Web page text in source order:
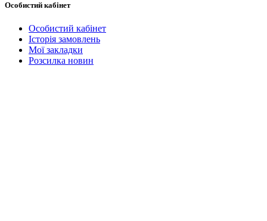
Особистий кабінет
Особистий кабінет
Історія замовлень
Мої закладки
Розсилка новин